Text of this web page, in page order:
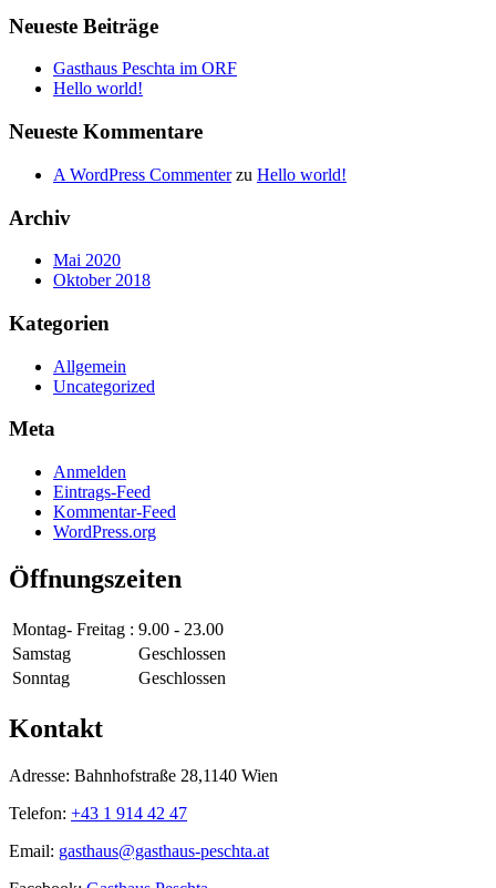
Neueste Beiträge
Gasthaus Peschta im ORF
Hello world!
Neueste Kommentare
A WordPress Commenterzu Hello world!
Archiv
Mai 2020
Oktober 2018
Kategorien
Allgemein
Uncategorized
Meta
Anmelden
Eintrags-Feed
Kommentar-Feed
WordPress.org
Öffnungszeiten
Montag- Freitag : 9.00 - 23.00
Samstag
Geschlossen
Sonntag
Geschlossen
Kontakt
Adresse: Bahnhofstraße 28,1140 Wien
Telefon: +43 1 914 42 47
Email: gasthaus@gasthaus-peschta.at